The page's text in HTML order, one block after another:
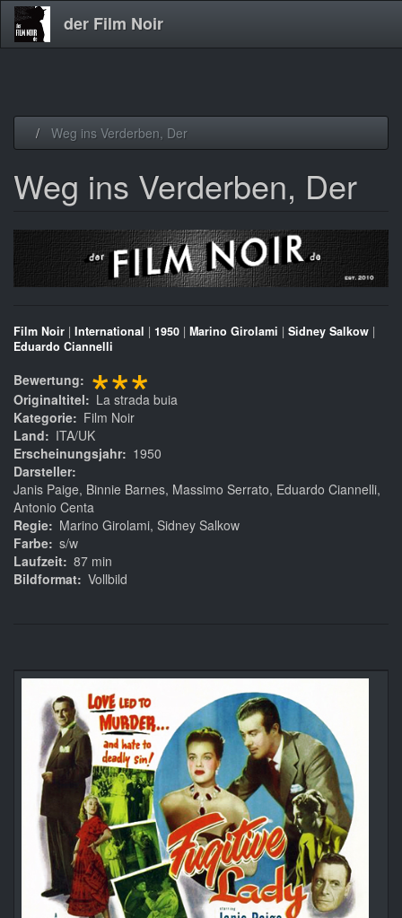
der Film Noir
Weg ins Verderben, Der
Weg ins Verderben, Der
Film Noir | International | 1950 | Marino Girolami | Sidney Salkow |
Eduardo Ciannelli
Bewertung ***
Originaltitel
La strada buia
Kategorie
Film Noir
Land
ITA/UK
Erscheinungsjahr
1950
Darsteller
Janis Paige, Binnie Barnes, Massimo Serrato, Eduardo Ciannelli,
Antonio Centa
Regie
Marino Girolami, Sidney Salkow
Farbe s/w
Laufzeit 87 min
Bildformat Vollbild